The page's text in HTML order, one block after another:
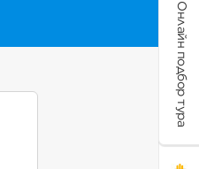
Онлайн подбор тура